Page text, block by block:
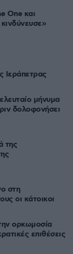
One και
Ιεράπετρας
μήνυμα
δολοφονήσει
της
στη
οι κάτοικοι
ορκωμοσία
επιθέσεις